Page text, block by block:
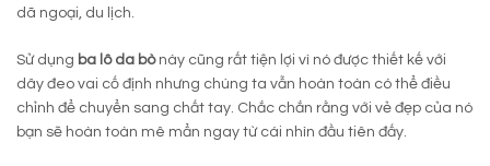
dã ngoại, du lịch.
Sử dụng ba lô da bò này cũng rất tiện lợi vì nó được thiết kế với
dây đeo vai cố định nhưng chúng ta vẫn hoàn toàn có thể điều
chỉnh để chuyển sang chất tay. Chắc chắn rằng với vẻ đẹp của nó
bạn sẽ hoàn toàn mê mẩn ngay từ cái nhìn đầu tiên đấy.